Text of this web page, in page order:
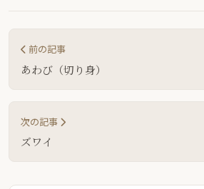
前の記事
あわび（切り身）
次の記事
ズワイ